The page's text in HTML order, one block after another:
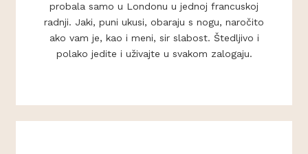
probala samo u Londonu u jednoj francuskoj
radnji. Jaki, puni ukusi, obaraju s nogu, naročito
ako vam je, kao i meni, sir slabost. Štedljivo i
polako jedite i uživajte u svakom zalogaju.